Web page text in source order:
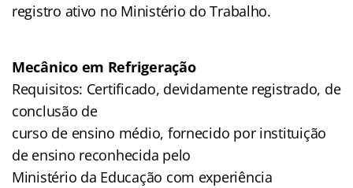
registro ativo no Ministério do Trabalho.
Mecânico em Refrigeração
Requisitos: Certificado, devidamente registrado, de
conclusão de
curso de ensino médio, fornecido por instituição
de ensino reconhecida pelo
Ministério da Educação com experiência